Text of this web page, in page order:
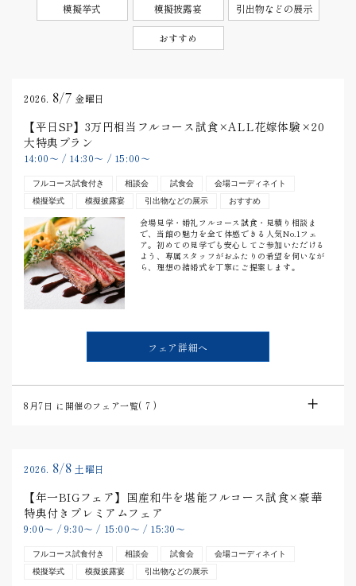
模擬挙式 模擬披露宴 引出物などの展示
おすすめ
2026. 8/7 金曜日
【平日SP】3万円相当フルコース試食×ALL花嫁体験×20
大特典プラン
14:00〜 / 14:30〜 / 15:00〜
フルコース試食付き 相談会 試食会
会場コーディネイト
模擬挙式
模擬披露宴 引出物などの展示 おすすめ
会場見学・婚礼フルコース試食・見積り相談ま
で、当館の魅力を全て体感できる人気No.1フェ
ア。初めての見学でも安心してご参加いただける
よう、専属スタッフがおふたりの希望を伺いなが
ら、理想の結婚式を丁寧にご提案します。
フェア詳細へ
8月7日 に開催のフェア一覧( 7 )
2026. 8/8 土曜日
【年一BIGフェア】国産和牛を堪能フルコース試食×豪華
特典付きプレミアムフェア
9:00〜 / 9:30〜/ 15:00〜 / 15:30〜
フルコース試食付き 相談会 試食会
会場コーディネイト
模擬挙式
模擬披露宴 引出物などの展示